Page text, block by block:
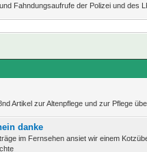
Fahndungsaufrufe der Polizei und des
Artikel zur Altenpflege und zur Pflege
danke
im Fernsehen ansiet wir einem